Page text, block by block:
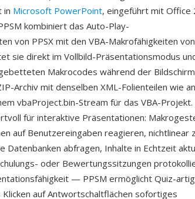
in Microsoft PowerPoint, eingeführt mit Office
kombiniert das Auto-Play-
von PPSX mit den VBA-Makrofähigkeiten
sie direkt im Vollbild-Präsentationsmodus
Makrocodes während der
Archiv mit denselben XML-Folienteilen wie
vbaProject.bin-Stream für das VBA-Projekt.
für interaktive Präsentationen:
auf Benutzereingaben reagieren, nichtlinear
Datenbanken abfragen, Inhalte in Echtzeit
oder Bewertungssitzungen
— PPSM ermöglicht Quiz-
auf Antwortschaltflächen sofortiges